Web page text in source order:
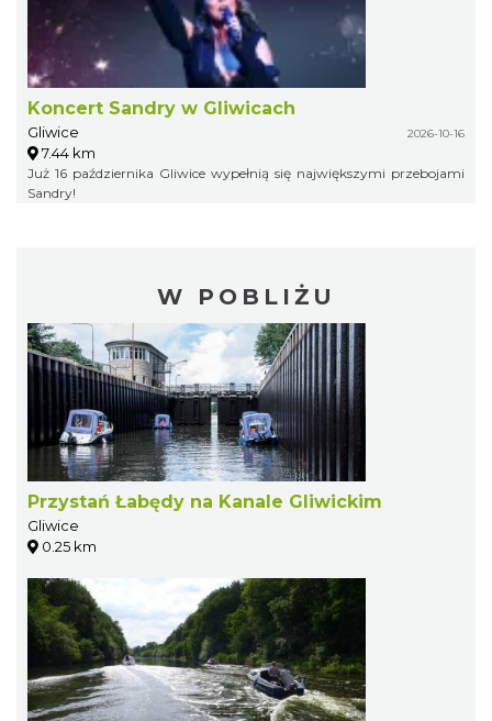
Koncert Sandry w Gliwicach
Gliwice 2026-10-16
7.44 km
Już 16 października Gliwice wypełnią się największymi przebojami
Sandry!
W POBLIŻU
Przystań Łabędy na Kanale Gliwickim
Gliwice
0.25 km